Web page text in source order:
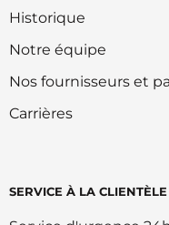
Historique
Notre équipe
Nos fournisseurs et
Carrières
SERVICE À LA CLIENTÈLE